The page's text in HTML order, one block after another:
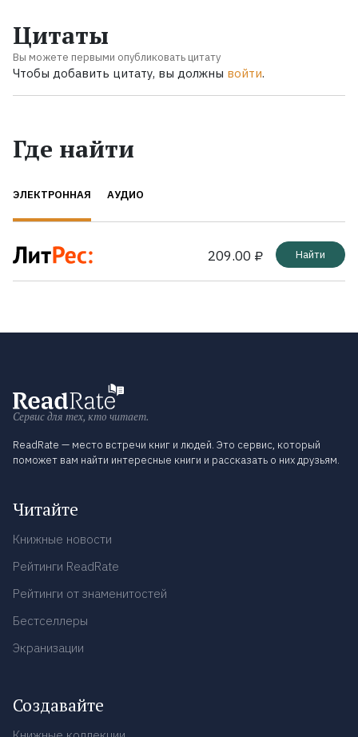
Цитаты
Вы можете первыми опубликовать цитату
Чтобы добавить цитату, вы должны войти.
Где найти
ЭЛЕКТРОННАЯ АУДИО
209.00 ₽ Найти
Сервис для тех, кто читает.
ReadRate — место встречи книг и людей. Это сервис, который
поможет вам найти интересные книги и рассказать о них друзьям.
Читайте
Книжные новости
Рейтинги ReadRate
Рейтинги от знаменитостей
Бестселлеры
Экранизации
Создавайте